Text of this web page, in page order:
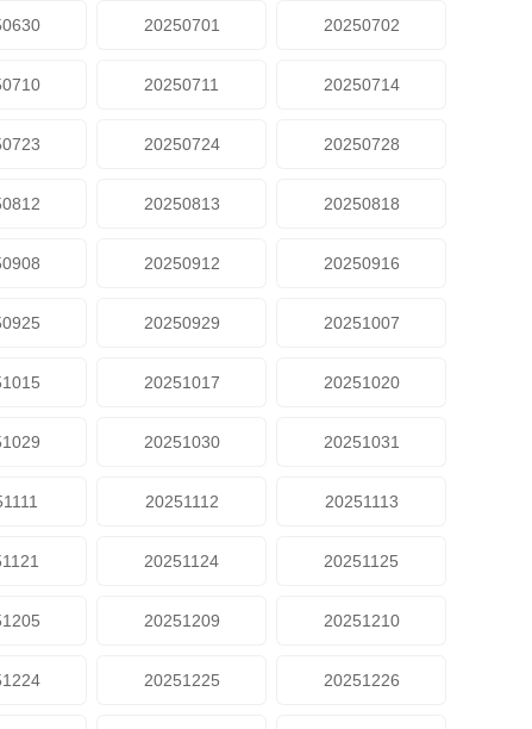
20250701 20250702
20250711 20250714
20250724 20250728
20250813 20250818
20250912 20250916
20250929 20251007
20251017 20251020
20251030 20251031
20251112 20251113
20251124 20251125
20251209 20251210
20251225 20251226